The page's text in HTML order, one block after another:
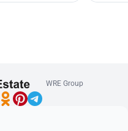
WRE Group